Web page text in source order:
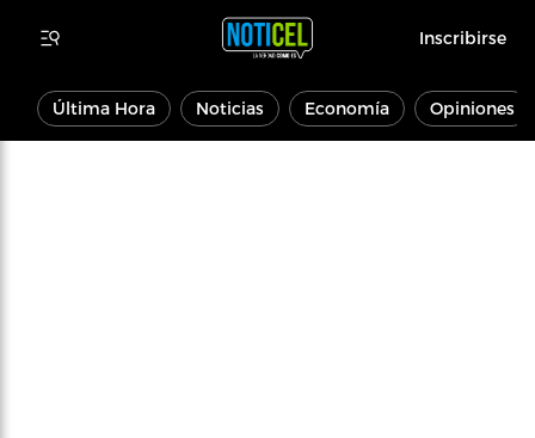
Inscribirse
Última Hora Noticias Economía Opiniones